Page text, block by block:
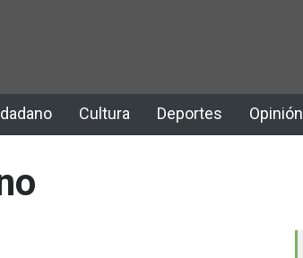
Cultura Deportes Opinión